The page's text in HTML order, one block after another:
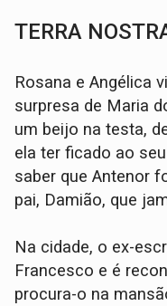
TERRA
Rosana e Angélica
surpresa de Maria
um beijo na testa,
ela ter ficado ao
saber que Antenor
pai, Damião, que
Na cidade, o ex-
Francesco e é
procura-o na